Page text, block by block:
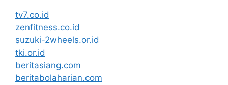
tv7.co.id
zenfitness.co.id
suzuki-2wheels.or.id
tki.or.id
beritasiang.com
beritabolaharian.com